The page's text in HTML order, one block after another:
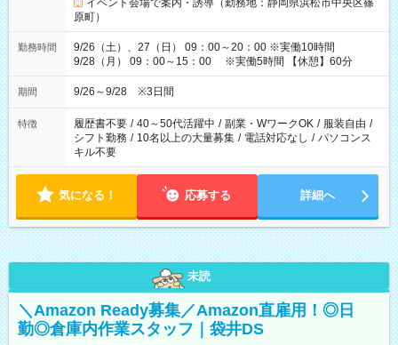
イベント会場で案内・誘導（勤務地：静岡県浜松市中央区篠
原町）
勤務時間
9/26（土）、27（日） 09：00～20：00 ※実働10時間
9/28（月） 09：00～15：00 ※実働5時間 【休憩】60分
期間 9/26～9/28 ※3日間
特徴 履歴書不要 / 40～50代活躍中 / 副業・WワークOK / 服装自由 /
シフト勤務 / 10名以上の大量募集 / 電話対応なし / パソコンス
キル不要
気になる！ 応募する 詳細へ
未読
＼Amazon Ready募集／Amazon直雇用！◎日
勤◎倉庫内作業スタッフ｜袋井DS